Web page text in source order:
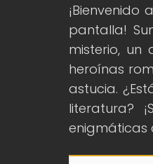
¡Bienvenido a
pantalla!
misterio, un
heroínas
astucia.
literatura?
enigmáticas